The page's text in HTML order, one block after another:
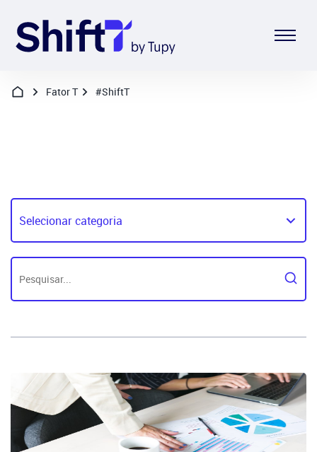
Fator T #ShiftT